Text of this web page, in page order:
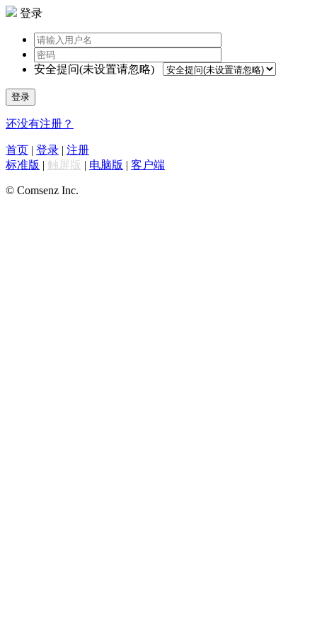
登录
安全提问(未设置请忽略)
登录
还没有注册？
首页 | 登录 | 注册
标准版 | 触屏版 | 电脑版 | 客户端
© Comsenz Inc.